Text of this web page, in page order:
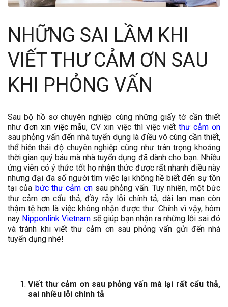
NHỮNG SAI LẦM KHI
VIẾT THƯ CẢM ƠN SAU
KHI PHỎNG VẤN
Sau bộ hồ sơ chuyên nghiệp cùng những giấy tờ cần thiết
như đơn xin việc mẫu, CV xin việc thì việc viếtthư cảm ơn
sau phỏng vấn đến nhà tuyển dụng là điều vô cùng cần thiết,
thể hiện thái độ chuyên nghiệp cũng như trân trọng khoảng
thời gian quý báu mà nhà tuyển dụng đã dành cho bạn. Nhiều
ứng viên có ý thức tốt họ nhận thức được rất nhanh điều này
nhưng đại đa số người tìm việc lại không hề biết đến sự tồn
tại của bức thư cảm ơnsau phỏng vấn. Tuy nhiên, một bức
thư cảm ơn cẩu thả, đầy rẫy lỗi chính tả, dài lan man còn
thậm tệ hơn là việc không nhận được thư. Chính vì vậy, hôm
nay Nipponlink Vietnam sẽ giúp bạn nhận ra những lỗi sai đó
và tránh khi viết thư cảm ơn sau phỏng vấn gửi đến nhà
tuyển dụng nhé!
Viết thư cảm ơn sau phỏng vấn mà lại rất cẩu thả,
sai nhiều lỗi chính tả